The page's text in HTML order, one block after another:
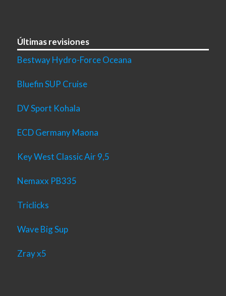
Últimas revisiones
Bestway Hydro-Force Oceana
Bluefin SUP Cruise
DV Sport Kohala
ECD Germany Maona
Key West Classic Air 9,5
Nemaxx PB335
Triclicks
Wave Big Sup
Zray x5